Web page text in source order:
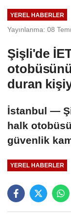
YEREL HABERLER
Yayınlanma: 08
Şişli'de
duran
İstanbul —
halk
güvenlik
YEREL HABERLER